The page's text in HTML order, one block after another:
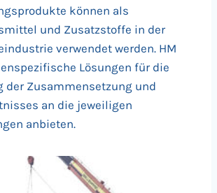
können als
und Zusatzstoffe in der
verwendet werden. HM
Lösungen für die
der Zusammensetzung und
an die jeweiligen
anbieten.